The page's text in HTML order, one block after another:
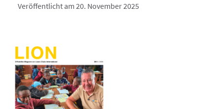
Veröffentlicht am 20. November 2025